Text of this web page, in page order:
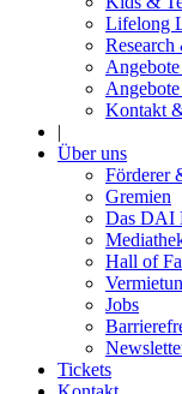
Lifelong
Kontakt
|
Über uns
Förderer
Gremien
Das DAI
Hall of
Jobs
Tickets